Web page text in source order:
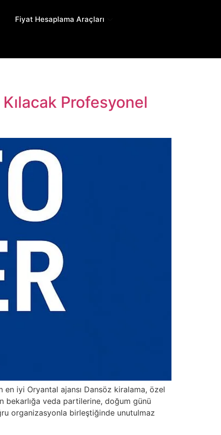
Fiyat Hesaplama Araçları
Profesyonel
iyi Oryantal ajansı Dansöz kiralama, özel
veda partilerine, doğum günü
organizasyonla birleştiğinde unutulmaz